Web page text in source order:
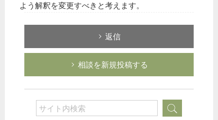
よう解釈を変更すべきと考えます。
返信
相談を新規投稿する